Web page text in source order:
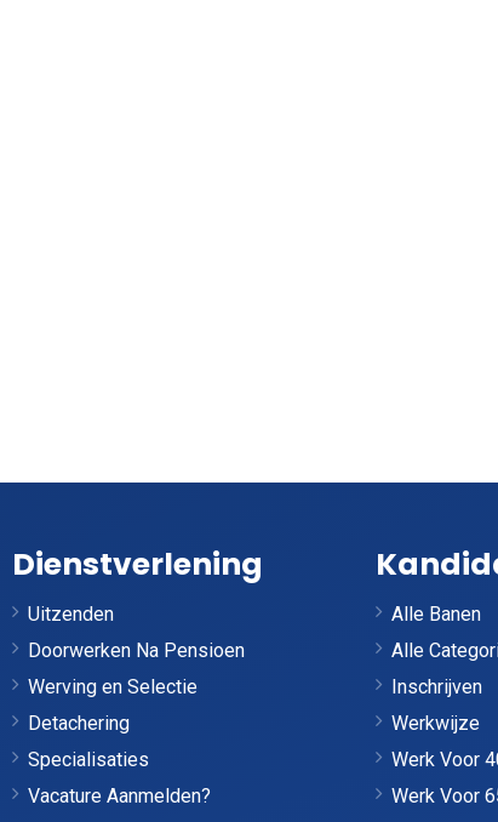
Dienstverlening
Uitzenden
Doorwerken Na Pensioen
Werving en Selectie
Detachering
Specialisaties
Vacature Aanmelden?
Alle Banen
Alle
Inschrijven
Werkwijze
Werk Voor
Werk Voor